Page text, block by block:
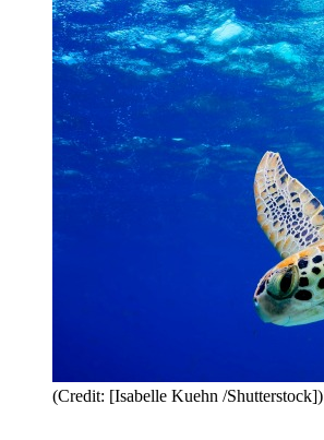
(Credit: [Isabelle Kuehn /Shutterstock])